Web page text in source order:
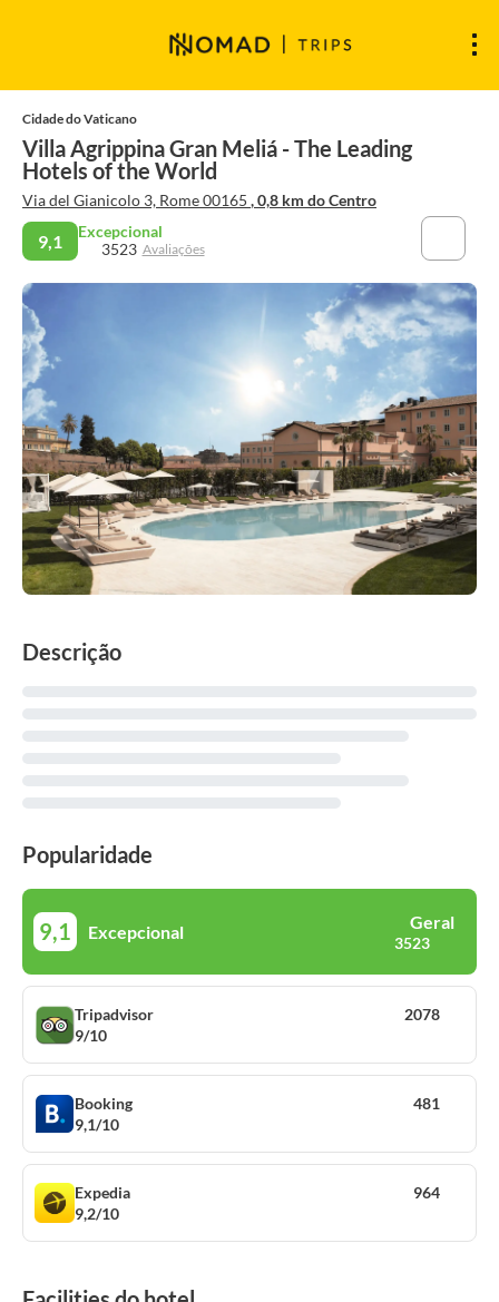
Cidade do Vaticano
Villa Agrippina Gran Meliá - The Leading
Hotels of the World
Via del Gianicolo 3, Rome 00165 , 0,8 km do Centro
9,1
Excepcional
3523 Avaliações
Descrição
Popularidade
9,1 Excepcional Geral
3523
Tripadvisor
9/10
2078
Booking
9,1/10
481
Expedia
9,2/10
964